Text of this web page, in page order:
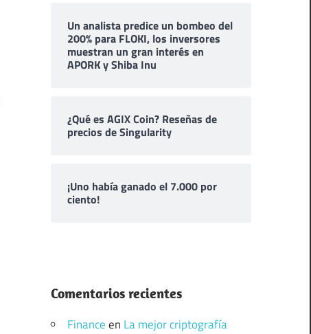
Un analista predice un bombeo del
200% para FLOKI, los inversores
muestran un gran interés en
APORK y Shiba Inu
¿Qué es AGIX Coin? Reseñas de
precios de Singularity
¡Uno había ganado el 7.000 por
ciento!
Comentarios recientes
Financeen La mejor criptografía